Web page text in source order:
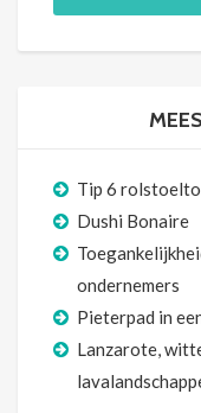
Tip 6
Dushi Bonaire
ondernemers
Pieterpad in
Lanzarote,